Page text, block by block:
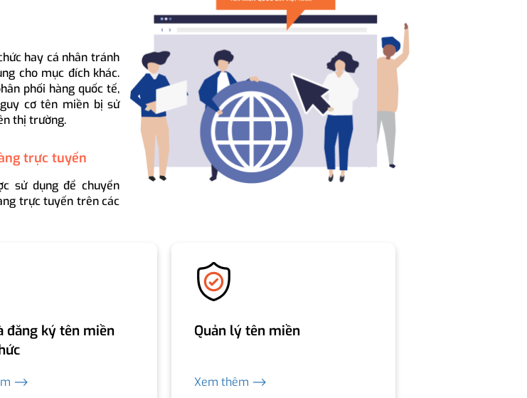
hay cá nhân tránh
cho mục đích khác.
phối hàng quốc tế,
cơ tên miền bị sử
thị trường.
trực tuyến
sử dụng để chuyển
trực tuyến trên các
đăng ký tên miền
⟶
Quản lý tên miền
Xem thêm ⟶